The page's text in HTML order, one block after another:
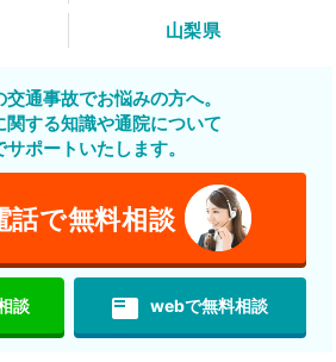
山梨県
通事故でお悩みの方へ。
関する知識や通院について
サポートいたします。
話で無料相談
談 featured_play_list webで無料相談